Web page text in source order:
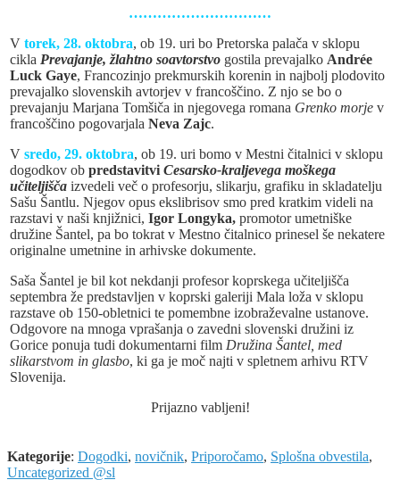
…………………………
V torek, 28. oktobra, ob 19. uri bo Pretorska palača v sklopu
cikla Prevajanje, žlahtno soavtorstvo gostila prevajalko Andrée
Luck Gaye, Francozinjo prekmurskih korenin in najbolj plodovito
prevajalko slovenskih avtorjev v francoščino. Z njo se bo o
prevajanju Marjana Tomšiča in njegovega romana Grenko morje v
francoščino pogovarjala Neva Zajc.
V sredo, 29. oktobra, ob 19. uri bomo v Mestni čitalnici v sklopu
dogodkov ob predstavitvi Cesarsko-kraljevega moškega
učiteljišča izvedeli več o profesorju, slikarju, grafiku in skladatelju
Sašu Šantlu. Njegov opus ekslibrisov smo pred kratkim videli na
razstavi v naši knjižnici, Igor Longyka, promotor umetniške
družine Šantel, pa bo tokrat v Mestno čitalnico prinesel še nekatere
originalne umetnine in arhivske dokumente.
Saša Šantel je bil kot nekdanji profesor koprskega učiteljišča
septembra že predstavljen v koprski galeriji Mala loža v sklopu
razstave ob 150-obletnici te pomembne izobraževalne ustanove.
Odgovore na mnoga vprašanja o zavedni slovenski družini iz
Gorice ponuja tudi dokumentarni film Družina Šantel, med
slikarstvom in glasbo, ki ga je moč najti v spletnem arhivu RTV
Slovenija.
Prijazno vabljeni!
Kategorije: Dogodki, novičnik, Priporočamo, Splošna obvestila,
Uncategorized @sl